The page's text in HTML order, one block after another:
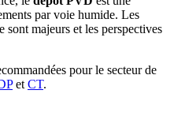
par voie humide. Les
sont majeurs et les perspectives
pour le secteur de
etCT.